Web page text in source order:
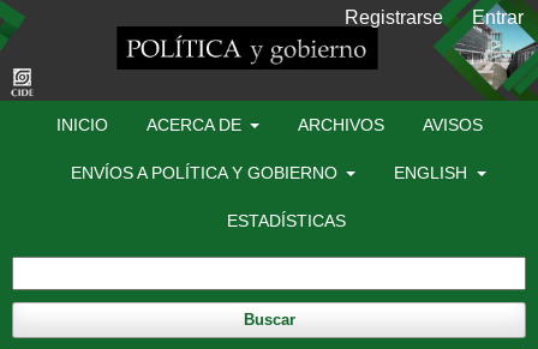
INICIO ACERCA DE ARCHIVOS AVISOS
ENVÍOS A POLÍTICA Y GOBIERNO ENGLISH
ESTADÍSTICAS
Buscar
Registrarse Entrar